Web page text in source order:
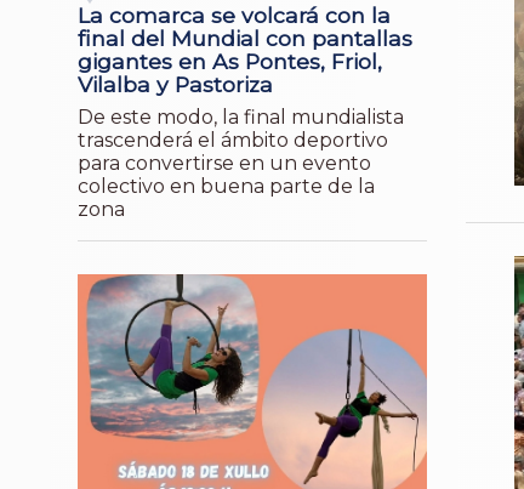
La comarca se volcará con la
final del Mundial con pantallas
gigantes en As Pontes, Friol,
Vilalba y Pastoriza
De este modo, la final mundialista
trascenderá el ámbito deportivo
para convertirse en un evento
colectivo en buena parte de la
zona